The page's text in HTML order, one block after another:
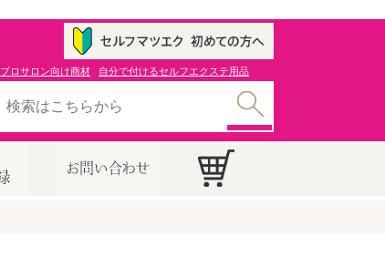
プロサロン向け商材 自分で付けるセルフエクステ用品